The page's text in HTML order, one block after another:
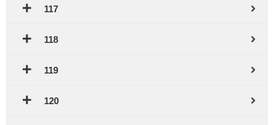
117
118
119
120